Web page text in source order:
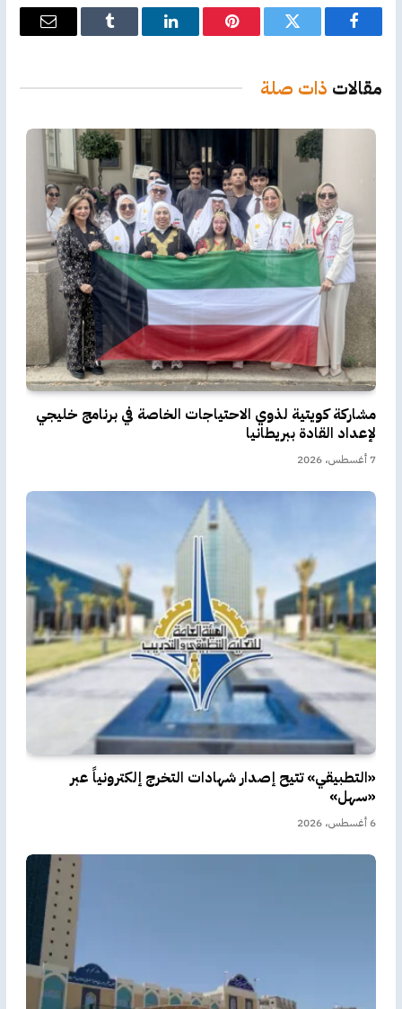
فيسبوك تويتر بينتيريستلينكدإن Tumblr
البريد
مقالات ذات صلة
مشاركة كويتية لذوي الاحتياجات الخاصة في برنامج خليجي
لإعداد القادة ببريطانيا
7 أغسطس، 2026
«التطبيقي» تتيح إصدار شهادات التخرج إلكترونياً عبر
«سهل»
6 أغسطس، 2026